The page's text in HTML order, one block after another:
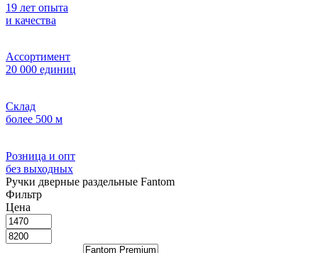
19 лет опыта
и качества
Ассортимент
20 000 единиц
Склад
более 500 м
Розница и опт
без выходных
Ручки дверные раздельные Fantom
Фильтр
Цена